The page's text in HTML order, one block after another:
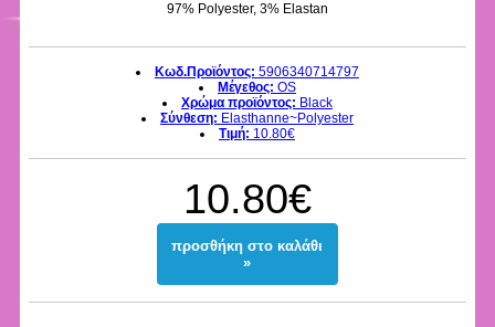
97% Polyester, 3% Elastan
Κωδ.Προϊόντος: 5906340714797
Μέγεθος: OS
Χρώμα προϊόντος: Black
Σύνθεση: Elasthanne~Polyester
Τιμή: 10.80€
10.80€
προσθήκη στο καλάθι
»